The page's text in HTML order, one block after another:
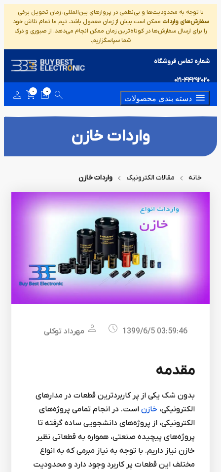
با توجه به محدودیت‌ها و بی‌نظمی در پروازهای بین‌المللی، زمان تحویل برخی
سفارش‌های واردات ممکن است بیش از زمان معمول باشد. تیم ما تمام تلاش خود
را برای ارسال سفارش‌ها در کوتاه‌ترین زمان ممکن انجام می‌دهد. از صبوری و درک
شما سپاسگزاریم.
شماره تماس فروشگاه
021-44292020
دسته بندی محصولات
0
0
واردات خازن
خانه مقالات الکترونیک واردات خازن
1399/6/5 03:59:46 مهرداد توکلی
مقدمه
بدون شک یکی از پر کاربردترین قطعات در مدارهای
الکترونیکی، خازن است. در انجام تمامی پروژه‌های
الکترونیکی، از پروژه‌های دانشجویی ساده گرفته تا
پروژه‌های پیچیده صنعتی، همواره به قطعاتی نظیر
خازن نیاز داریم. با توجه به نیاز مبرمی که به انواع
مختلف این قطعات پر کاربرد وجود دارد و محدودیت